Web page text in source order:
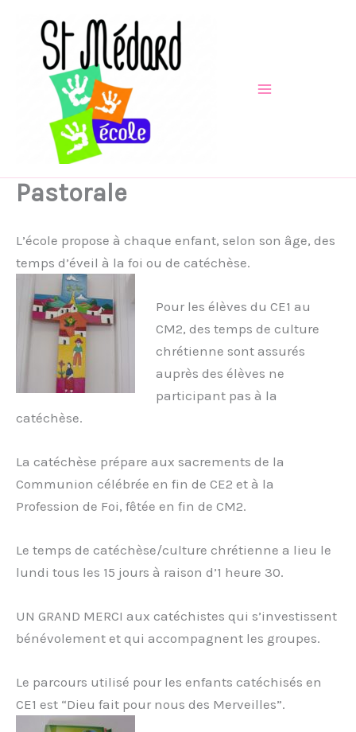
contenu
Pastorale
L’école propose à chaque enfant, selon son âge, des
temps d’éveil à la foi ou de catéchèse.
Pour les élèves du CE1 au
CM2, des temps de culture
chrétienne sont assurés
auprès des élèves ne
participant pas à la
catéchèse.
La catéchèse prépare aux sacrements de la
Communion célébrée en fin de CE2 et à la
Profession de Foi, fêtée en fin de CM2.
Le temps de catéchèse/culture chrétienne a lieu le
lundi tous les 15 jours à raison d’1 heure 30.
UN GRAND MERCI aux catéchistes qui s’investissent
bénévolement et qui accompagnent les groupes.
Le parcours utilisé pour les enfants catéchisés en
CE1 est “Dieu fait pour nous des Merveilles”.